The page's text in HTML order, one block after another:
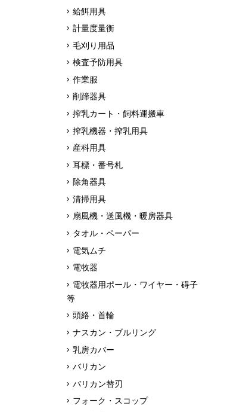
給餌用具
計量度量衡
毛刈り用品
検査予防用具
作業服
削蹄器具
搾乳カート・飼料運搬車
搾乳機器・搾乳用具
産科用具
耳標・番号札
除角器具
清掃用具
扇風機・送風機・暖房器具
タオル・ペーパー
電気ムチ
電牧器
電牧器用ポール・ワイヤー・碍子
等
頭絡・首輪
ナスカン・ブルリング
乳房カバー
バリカン
バリカン替刃
フォーク・スコップ